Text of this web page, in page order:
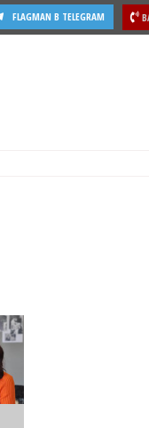
FLAGMAN В TELEGRAM